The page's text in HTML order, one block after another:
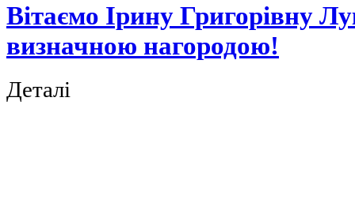
Вітаємо Ірину Григорівну
визначною нагородою!
Деталі